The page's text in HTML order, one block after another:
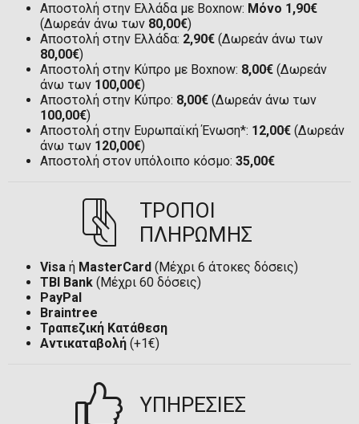
Αποστολή στην Ελλάδα με Boxnow: Μόνο 1,90€
(Δωρεάν άνω των 80,00€)
Αποστολή στην Ελλάδα: 2,90€ (Δωρεάν άνω των
80,00€)
Αποστολή στην Κύπρο με Boxnow: 8,00€ (Δωρεάν
άνω των 100,00€)
Αποστολή στην Κύπρο: 8,00€ (Δωρεάν άνω των
100,00€)
Αποστολή στην Ευρωπαϊκή Ένωση*: 12,00€ (Δωρεάν
άνω των 120,00€)
Αποστολή στον υπόλοιπο κόσμο: 35,00€
ΤΡΟΠΟΙ
ΠΛΗΡΩΜΗΣ
Visa ή MasterCard (Μέχρι 6 άτοκες δόσεις)
TBI Bank (Μέχρι 60 δόσεις)
PayPal
Braintree
Τραπεζική Κατάθεση
Αντικαταβολή (+1€)
ΥΠΗΡΕΣΙΕΣ